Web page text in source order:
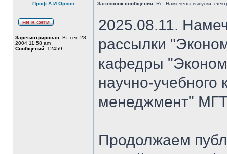
Проф.А.И.Орлов Заголовок сообщения: Re: Намечены выпуски
Зарегистрирован: Вт сен 28,
2004 11:58 am
Сообщений: 12459
2025.08.11.
рассылки
кафедры
научно-
менеджмент"
Продолжаем